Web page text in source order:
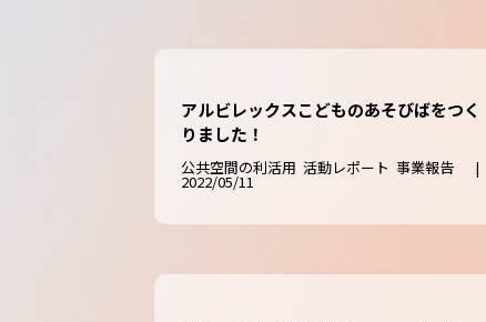
アルビレックスこどものあそびばをつく
りました！
公共空間の利活用 活動レポート 事業報告 |
2022/05/11